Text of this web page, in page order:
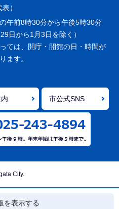
）
午前8時30分から午後5時30分
日から1月3日を除く）
ては、開庁・開館の日・時間が
ます。
市公式SNS
City.
を表示する